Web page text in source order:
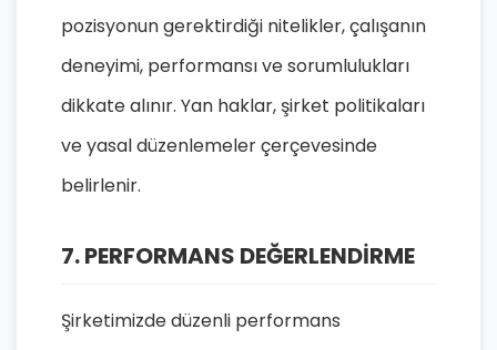
pozisyonun gerektirdiği nitelikler, çalışanın
deneyimi, performansı ve sorumlulukları
dikkate alınır. Yan haklar, şirket politikaları
ve yasal düzenlemeler çerçevesinde
belirlenir.
7. PERFORMANS DEĞERLENDİRME
Şirketimizde düzenli performans